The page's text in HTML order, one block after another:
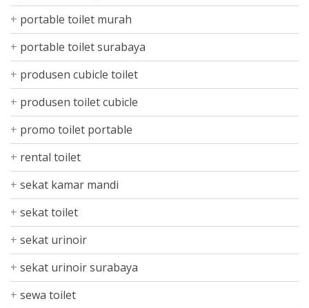
portable toilet murah
portable toilet surabaya
produsen cubicle toilet
produsen toilet cubicle
promo toilet portable
rental toilet
sekat kamar mandi
sekat toilet
sekat urinoir
sekat urinoir surabaya
sewa toilet